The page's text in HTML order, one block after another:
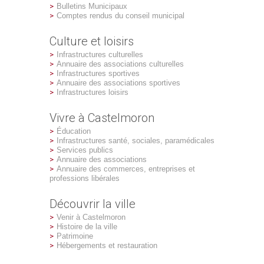
Bulletins Municipaux
Comptes rendus du conseil municipal
Culture et loisirs
Infrastructures culturelles
Annuaire des associations culturelles
Infrastructures sportives
Annuaire des associations sportives
Infrastructures loisirs
Vivre à Castelmoron
Éducation
Infrastructures santé, sociales, paramédicales
Services publics
Annuaire des associations
Annuaire des commerces, entreprises et
professions libérales
Découvrir la ville
Venir à Castelmoron
Histoire de la ville
Patrimoine
Hébergements et restauration